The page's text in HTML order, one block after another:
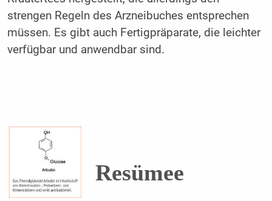
strengen Regeln des Arzneibuches entsprechen
müssen. Es gibt auch Fertigpräparate, die leichter
verfügbar und anwendbar sind.
Resümee